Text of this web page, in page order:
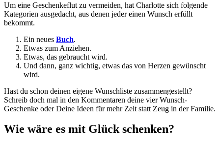
Um eine Geschenkeflut zu vermeiden, hat Charlotte sich folgende
Kategorien ausgedacht, aus denen jeder einen Wunsch erfüllt
bekommt.
Ein neues Buch.
Etwas zum Anziehen.
Etwas, das gebraucht wird.
Und dann, ganz wichtig, etwas das von Herzen gewünscht
wird.
Hast du schon deinen eigene Wunschliste zusammengestellt?
Schreib doch mal in den Kommentaren deine vier Wunsch-
Geschenke oder Deine Ideen für mehr Zeit statt Zeug in der Familie.
Wie wäre es mit Glück schenken?